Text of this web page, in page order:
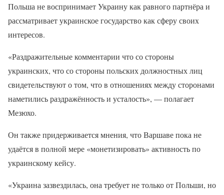
Польша не воспринимает Украину как равного партнёра и
рассматривает украинское государство как сферу своих
интересов.
«Раздражительные комментарии что со стороны
украинских, что со стороны польских должностных лиц
свидетельствуют о том, что в отношениях между сторонами
наметились раздражённость и усталость», — полагает
Мезюхо.
Он также придерживается мнения, что Варшаве пока не
удаётся в полной мере «монетизировать» активность по
украинскому кейсу.
«Украина зазвездилась, она требует не только от Польши, но